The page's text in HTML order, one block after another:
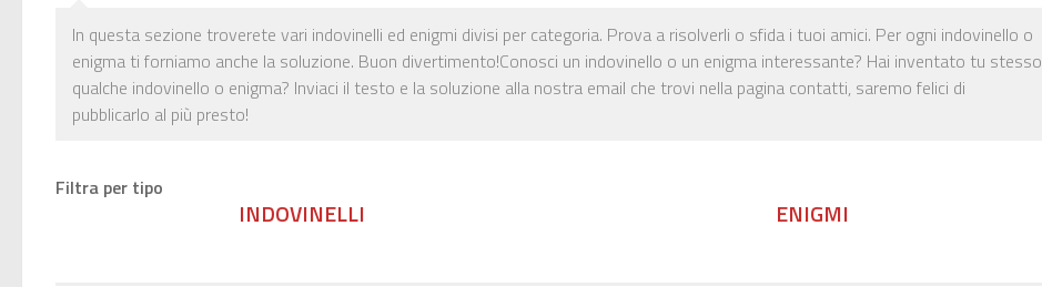
In questa sezione troverete vari indovinelli ed enigmi divisi per categoria. Prova a risolverli o sfida i tuoi amici. Per ogni indovinello o
enigma ti forniamo anche la soluzione. Buon divertimento!Conosci un indovinello o un enigma interessante? Hai inventato tu stesso
qualche indovinello o enigma? Inviaci il testo e la soluzione alla nostra email che trovi nella pagina contatti, saremo felici di
pubblicarlo al più presto!
Filtra per tipo
INDOVINELLI ENIGMI